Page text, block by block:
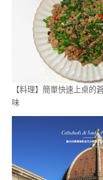
【料理】簡單快速上桌的
味